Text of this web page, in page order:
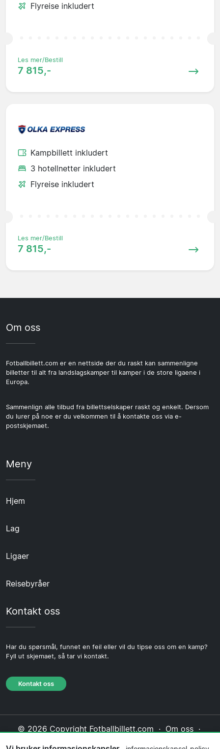
Flyreise inkludert
Les mer/Bestill
7 815,-
Kampbillett inkludert
3 hotellnetter inkludert
Flyreise inkludert
Les mer/Bestill
7 815,-
Om oss
Fotballbillett.com er en nettside der du raskt kan sammenligne
billetter til alt fra landslagskamper til kamper i de store ligaene i
Europa.
Sammenlign alle tilbud fra billettselskaper raskt og enkelt. Dersom
du lurer på noe er du velkommen til å kontakte oss via e-
postskjemaet.
Meny
Hjem
Lag
Ligaer
Reisebyråer
Kontakt oss
Har du spørsmål, funnet en feil eller vil du tipse oss om en kamp?
Fyll ut skjemaet, så tar vi kontakt.
Kontakt oss
© 2026 Copyright Fotballbillett.com · Om oss·